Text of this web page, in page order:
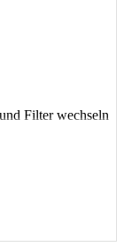
Filter wechseln